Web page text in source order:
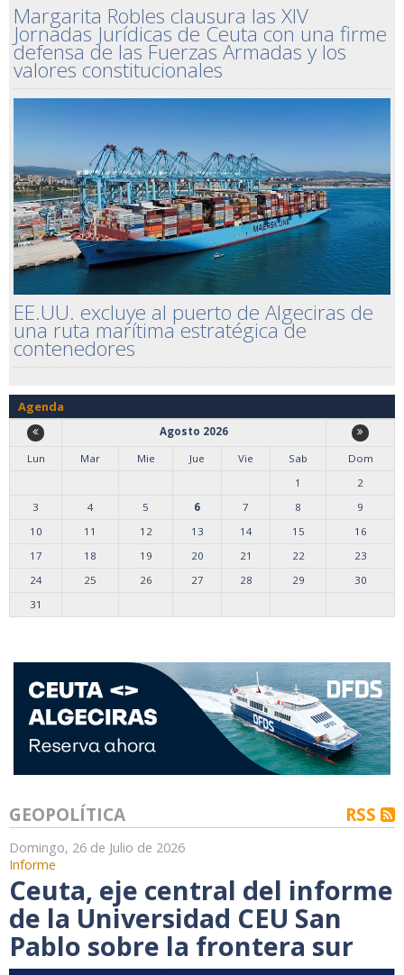
Margarita Robles clausura las XIV
Jornadas Jurídicas de Ceuta con una firme
defensa de las Fuerzas Armadas y los
valores constitucionales
EE.UU. excluye al puerto de Algeciras de
una ruta marítima estratégica de
contenedores
Agenda
Agosto 2026
Lun
Mar Mie Jue Vie Sab
Dom
1
2
3
4 5 6 7 8
9
10
11 12 13 14 15
16
17
18 19 20 21 22
23
24
25 26 27 28 29
30
31
GEOPOLÍTICA RSS
Domingo, 26 de Julio de 2026
Informe
Ceuta, eje central del informe
de la Universidad CEU San
Pablo sobre la frontera sur